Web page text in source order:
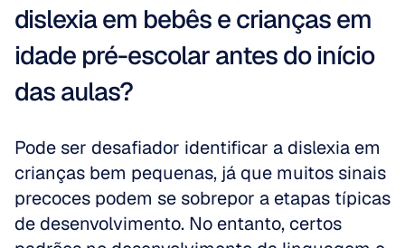
dislexia em bebês e crianças em
idade pré-escolar antes do início
das aulas?
Pode ser desafiador identificar a dislexia em
crianças bem pequenas, já que muitos sinais
precoces podem se sobrepor a etapas típicas
de desenvolvimento. No entanto, certos